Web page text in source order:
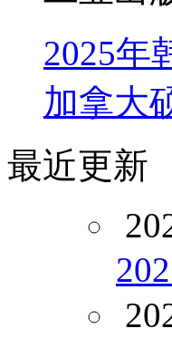
2025年
加拿大
最近更新